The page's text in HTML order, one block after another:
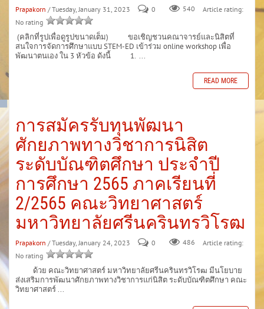
Prapakorn / Tuesday, January 31, 2023 0 540
Article rating:
No rating
(คลิกที่รูปเพื่อดูรูปขนาดเต็ม) ขอเชิญชวนคณาจารย์และนิสิตที่
สนใจการจัดการศึกษาแบบ STEM-ED เข้าร่วม online workshop เพื่อ
พัฒนาตนเอง ใน 3 หัวข้อ ดังนี้ 1. ...
READ MORE
การสมัครรับทุนพัฒนา
ศักยภาพทางวิชาการนิสิต
ระดับบัณฑิตศึกษา ประจำปี
การศึกษา 2565 ภาคเรียนที่
2/2565 คณะวิทยาศาสตร์
มหาวิทยาลัยศรีนครินทรวิโรฒ
Prapakorn / Tuesday, January 24, 2023 0 486
Article rating:
No rating
ด้วย คณะวิทยาศาสตร์ มหาวิทยาลัยศรีนครินทรวิโรฒ มีนโยบาย
ส่งเสริมการพัฒนาศักยภาพทางวิชาการแก่นิสิต ระดับบัณฑิตศึกษา คณะ
วิทยาศาสตร์ ...